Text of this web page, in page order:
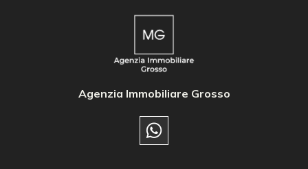
Agenzia Immobiliare Grosso